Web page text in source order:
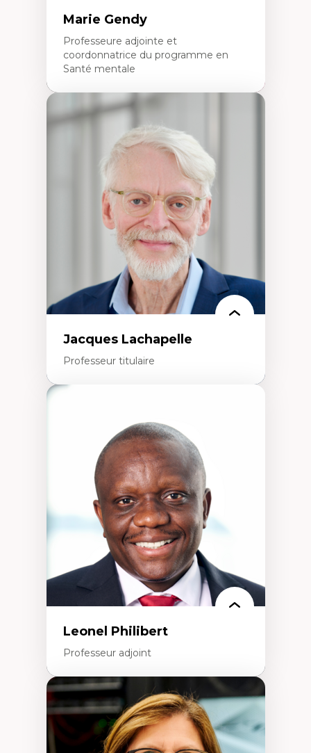
Marie Gendy
Professeure adjointe et
coordonnatrice du programme en
Santé mentale
Expertises
Neuropsychiatrie et neurosciences
Direction d'essais cliniques
Analyse des politiques et pratiques en santé
mentale
Développement de protocoles d'essais
cliniques
Collaboration interfonctionnelle
Leadership en recherche clinique
Développement de cadres politiques
Collaboration avec des entreprises
pharmaceutiques
Rédaction de publications et de rapports
Enseignement et mentorat
Jacques Lachapelle
Professeur titulaire
Histoire de l'architecture et de la ville,
notamment au Canada
Théorie et pratiques en conservation de
l'environnement bâti
Conception de projet en milieu existant
Analyse critique en architecture et
enseignement du design architectural et
urbain
Leonel Philibert
Professeur adjoint
Expertises
Santé mondiale
Femme en contexte de pauvreté
Innovation